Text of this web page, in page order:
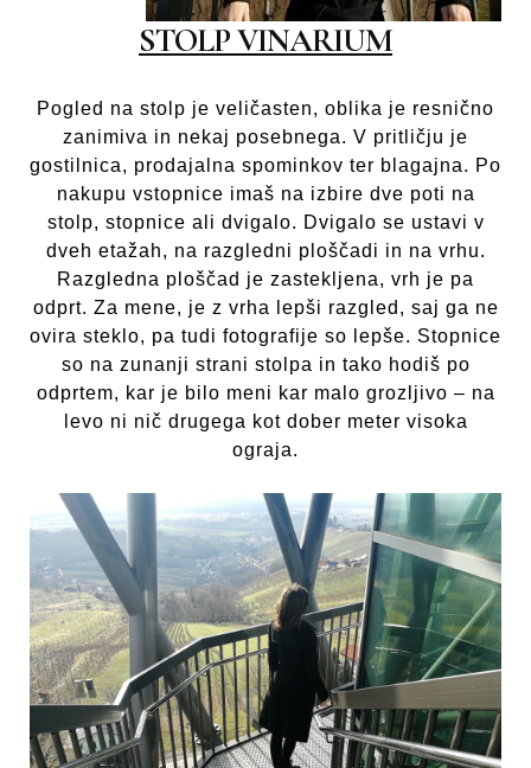
STOLP VINARIUM
Pogled na stolp je veličasten, oblika je resnično
zanimiva in nekaj posebnega. V pritličju je
gostilnica, prodajalna spominkov ter blagajna. Po
nakupu vstopnice imaš na izbire dve poti na
stolp, stopnice ali dvigalo. Dvigalo se ustavi v
dveh etažah, na razgledni ploščadi in na vrhu.
Razgledna ploščad je zastekljena, vrh je pa
odprt. Za mene, je z vrha lepši razgled, saj ga ne
ovira steklo, pa tudi fotografije so lepše. Stopnice
so na zunanji strani stolpa in tako hodiš po
odprtem, kar je bilo meni kar malo grozljivo – na
levo ni nič drugega kot dober meter visoka
ograja.